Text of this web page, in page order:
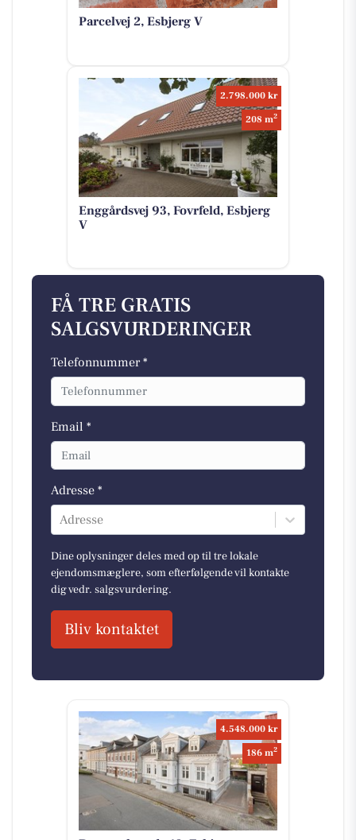
Parcelvej 2, Esbjerg V
2.798.000 kr
208 m2
Enggårdsvej 93, Fovrfeld, Esbjerg
V
FÅ TRE GRATIS
SALGSVURDERINGER
Telefonnummer *
Email *
Adresse *
Adresse
Dine oplysninger deles med op til tre lokale
ejendomsmæglere, som efterfølgende vil kontakte
dig vedr. salgsvurdering.
Bliv kontaktet
4.548.000 kr
186 m2